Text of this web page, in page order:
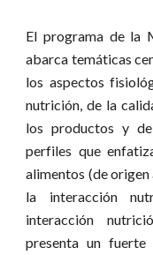
El programa de la
abarca temáticas
los aspectos
nutrición, de la
los productos y
perfiles que
alimentos (de
la interacción
interacción
presenta un fuerte